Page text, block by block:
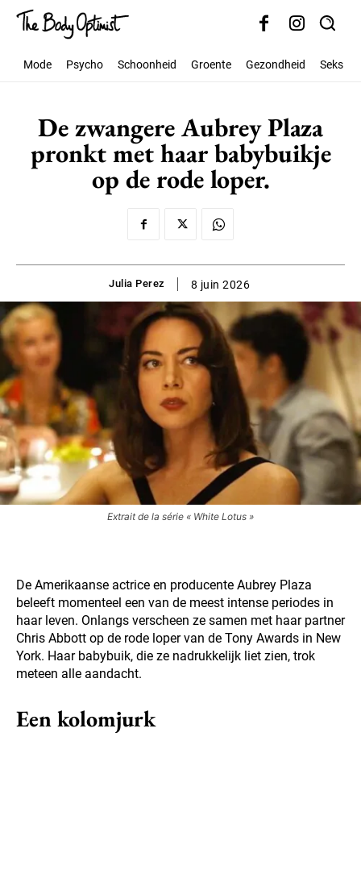
Mode Psycho Schoonheid Groente Gezondheid Seks
De zwangere Aubrey Plaza
pronkt met haar babybuikje
op de rode loper.
Julia Perez 8 juin 2026
Extrait de la série « White Lotus »
De Amerikaanse actrice en producente Aubrey Plaza
beleeft momenteel een van de meest intense periodes in
haar leven. Onlangs verscheen ze samen met haar partner
Chris Abbott op de rode loper van de Tony Awards in New
York. Haar babybuik, die ze nadrukkelijk liet zien, trok
meteen alle aandacht.
Een kolomjurk